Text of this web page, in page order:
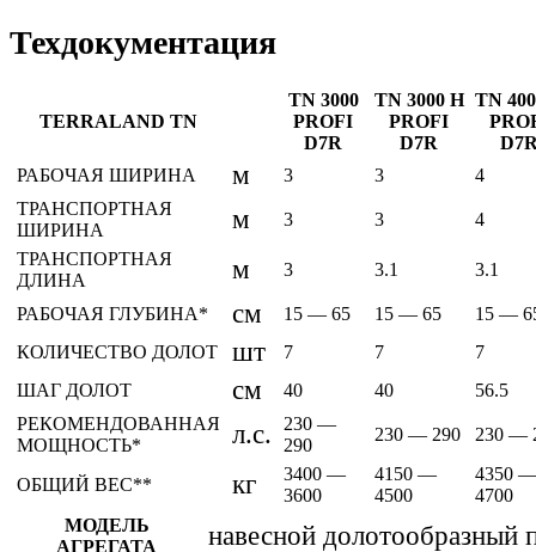
Техдокументация
TERRALAND TN
TN 3000
PROFI
D7R
TN 3000 H
PROFI
D7R
TN
РАБОЧАЯ ШИРИНА
м 3 3
4
ТРАНСПОРТНАЯ
ШИРИНА
м 3 3
4
ТРАНСПОРТНАЯ
ДЛИНА
м 3 3.1 3.1
РАБОЧАЯ ГЛУБИНА* см 15 — 65 15 — 65
15 —
КОЛИЧЕСТВО ДОЛОТ
шт 7 7
7
ШАГ ДОЛОТ
см 40 40
56.5
РЕКОМЕНДОВАННАЯ
МОЩНОСТЬ*
л.с.
230 —
290
230 — 290 230 —
ОБЩИЙ ВЕС** кг
3400 —
3600
4150 —
4500
4350 —
4700
МОДЕЛЬ
АГРЕГАТА
навесной долотообразный